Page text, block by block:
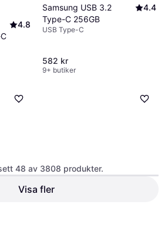
4.8
Samsung USB 3.2
Type-C 256GB
4.4
USB Type-C
582 kr
9+ butiker
48 av 3808 produkter.
Visa fler